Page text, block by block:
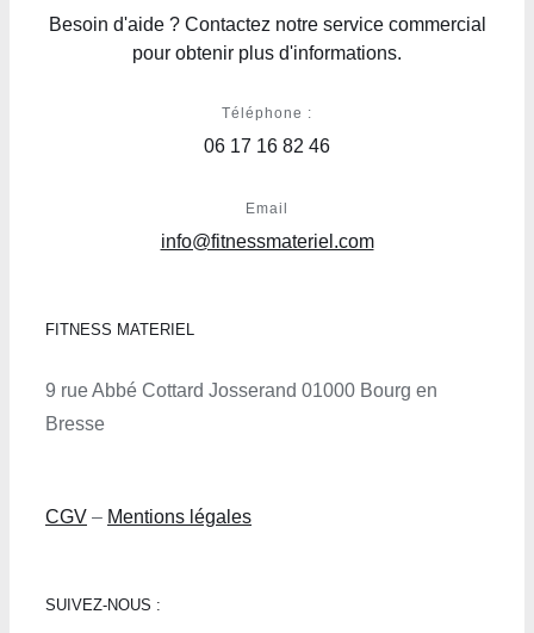
Besoin d'aide ? Contactez notre service commercial
pour obtenir plus d'informations.
Téléphone :
06 17 16 82 46
Email
info@fitnessmateriel.com
FITNESS MATERIEL
9 rue Abbé Cottard Josserand 01000 Bourg en
Bresse
CGV – Mentions légales
SUIVEZ-NOUS :